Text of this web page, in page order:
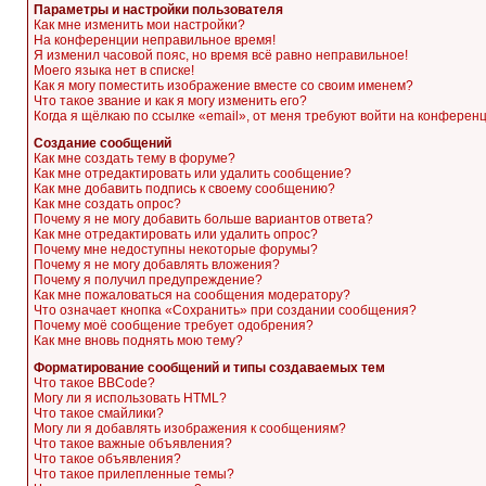
Параметры и настройки пользователя
Как мне изменить мои настройки?
На конференции неправильное время!
Я изменил часовой пояс, но время всё равно неправильное!
Моего языка нет в списке!
Как я могу поместить изображение вместе со своим именем?
Что такое звание и как я могу изменить его?
Когда я щёлкаю по ссылке «email», от меня требуют войти на
Создание сообщений
Как мне создать тему в форуме?
Как мне отредактировать или удалить сообщение?
Как мне добавить подпись к своему сообщению?
Как мне создать опрос?
Почему я не могу добавить больше вариантов ответа?
Как мне отредактировать или удалить опрос?
Почему мне недоступны некоторые форумы?
Почему я не могу добавлять вложения?
Почему я получил предупреждение?
Как мне пожаловаться на сообщения модератору?
Что означает кнопка «Сохранить» при создании сообщения?
Почему моё сообщение требует одобрения?
Как мне вновь поднять мою тему?
Форматирование сообщений и типы создаваемых тем
Что такое BBCode?
Могу ли я использовать HTML?
Что такое смайлики?
Могу ли я добавлять изображения к сообщениям?
Что такое важные объявления?
Что такое объявления?
Что такое прилепленные темы?